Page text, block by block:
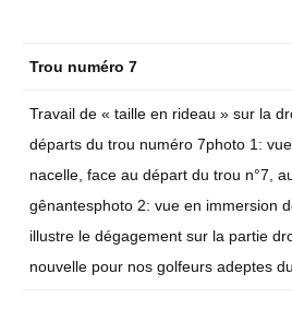
Trou numéro 7
Travail de « taille en rideau » sur la
départs du trou numéro 7photo 1:
nacelle, face au départ du trou n°7,
gênantesphoto 2: vue en immersion
illustre le dégagement sur la partie
nouvelle pour nos golfeurs adeptes